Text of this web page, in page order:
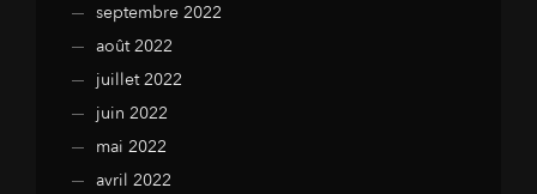
septembre 2022
août 2022
juillet 2022
juin 2022
mai 2022
avril 2022